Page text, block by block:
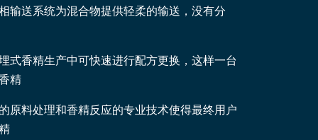
输送系统为混合物提供轻柔的输送，没有分
式香精生产中可快速进行配方更换，这样一台
精
原料处理和香精反应的专业技术使得最终用户